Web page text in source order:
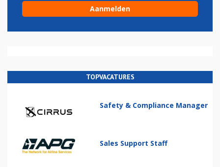
TOPVACATURES
Safety & Compliance Manager
Sales Support Staff